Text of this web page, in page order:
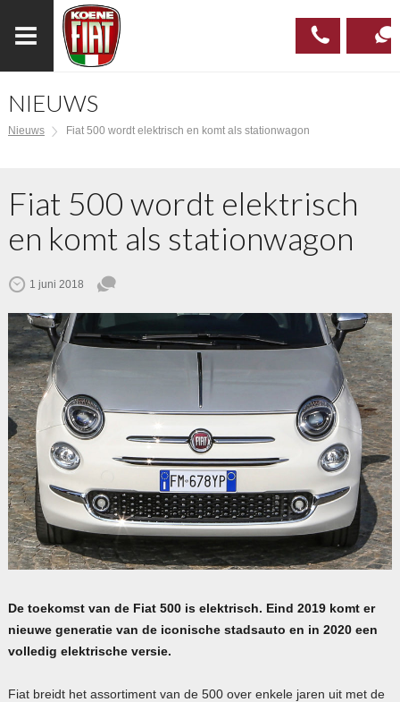
537 97
NIEUWS
Nieuws Fiat 500 wordt elektrisch en komt als stationwagon
Fiat 500 wordt elektrisch
en komt als stationwagon
1 juni 2018
De toekomst van de Fiat 500 is elektrisch. Eind 2019 komt er
nieuwe generatie van de iconische stadsauto en in 2020 een
volledig elektrische versie.
Fiat breidt het assortiment van de 500 over enkele jaren uit met de